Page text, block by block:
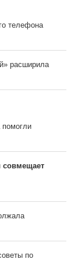
телефона
расширила
совмещает
по